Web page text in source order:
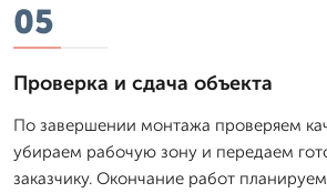
05
Проверка и сдача объекта
По завершении монтажа проверяем
убираем рабочую зону и передаем
заказчику. Окончание работ планируем